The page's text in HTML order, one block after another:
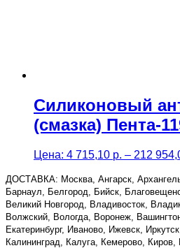
Силиконовый
(смазка) Пента-
Цена: 4 715,10 р. – 212
ДОСТАВКА: Москва, Ангарск,
Барнаул, Белгород, Бийск,
Великий Новгород, Владивосток,
Волжский, Вологда, Воронеж,
Екатеринбург, Иваново, Ижевск,
Калининград, Калуга, Кемерово,